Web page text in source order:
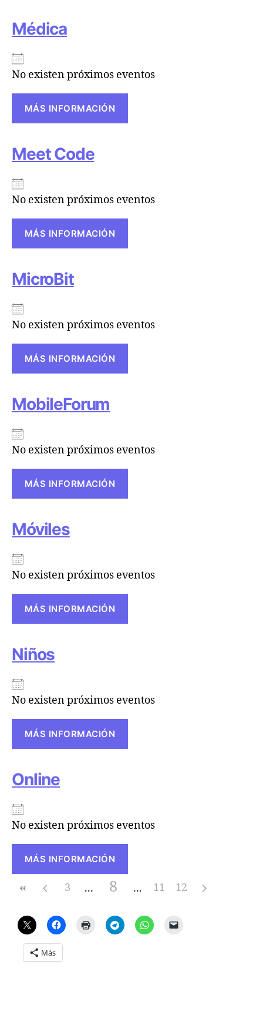
Médica
No existen próximos eventos
MÁS INFORMACIÓN
Meet Code
No existen próximos eventos
MÁS INFORMACIÓN
MicroBit
No existen próximos eventos
MÁS INFORMACIÓN
MobileForum
No existen próximos eventos
MÁS INFORMACIÓN
Móviles
No existen próximos eventos
MÁS INFORMACIÓN
Niños
No existen próximos eventos
MÁS INFORMACIÓN
Online
No existen próximos eventos
MÁS INFORMACIÓN
3 8 11 12
Más